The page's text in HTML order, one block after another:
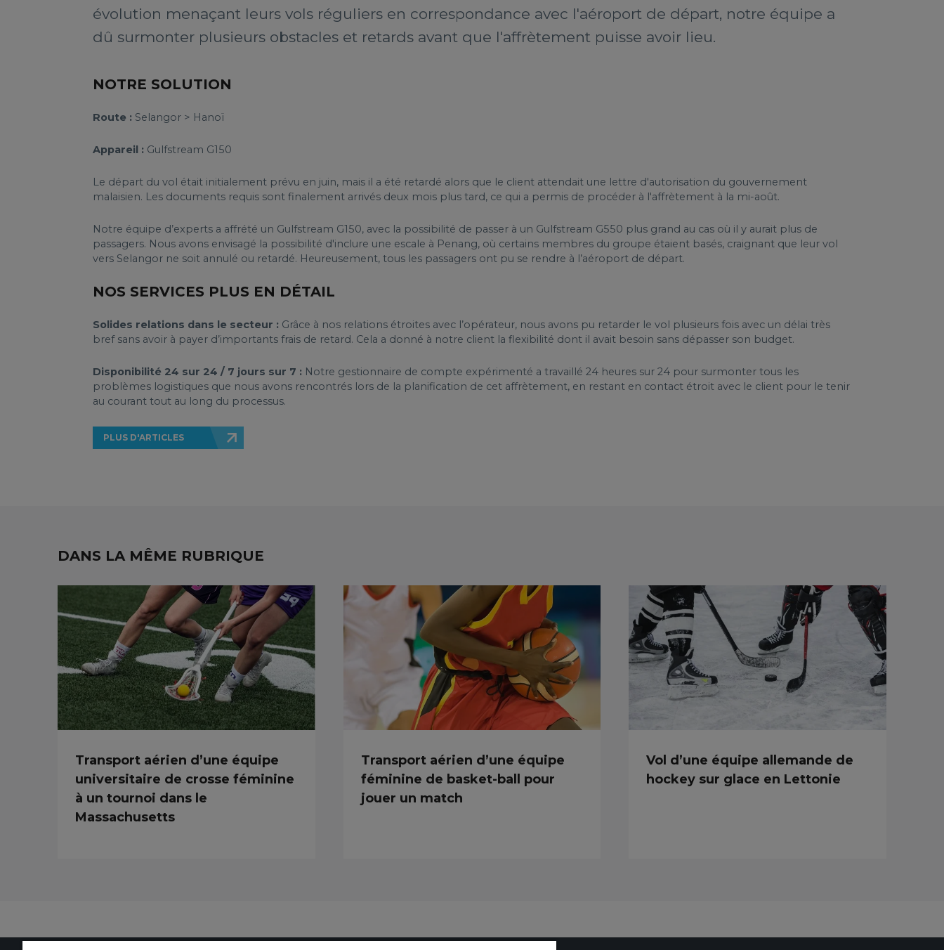
évolution menaçant leurs vols réguliers en correspondance avec l'aéroport de départ, notre équipe a
dû surmonter plusieurs obstacles et retards avant que l'affrètement puisse avoir lieu.
NOTRE SOLUTION
Route : Selangor > Hanoï
Appareil : Gulfstream G150
Le départ du vol était initialement prévu en juin, mais il a été retardé alors que le client attendait une lettre d'autorisation du gouvernement
malaisien. Les documents requis sont finalement arrivés deux mois plus tard, ce qui a permis de procéder à l'affrètement à la mi-août.
Notre équipe d’experts a affrété un Gulfstream G150, avec la possibilité de passer à un Gulfstream G550 plus grand au cas où il y aurait plus de
passagers. Nous avons envisagé la possibilité d'inclure une escale à Penang, où certains membres du groupe étaient basés, craignant que leur vol
vers Selangor ne soit annulé ou retardé. Heureusement, tous les passagers ont pu se rendre à l’aéroport de départ.
NOS SERVICES PLUS EN DÉTAIL
Solides relations dans le secteur : Grâce à nos relations étroites avec l’opérateur, nous avons pu retarder le vol plusieurs fois avec un délai très
bref sans avoir à payer d’importants frais de retard. Cela a donné à notre client la flexibilité dont il avait besoin sans dépasser son budget.
Disponibilité 24 sur 24 / 7 jours sur 7 : Notre gestionnaire de compte expérimenté a travaillé 24 heures sur 24 pour surmonter tous les
problèmes logistiques que nous avons rencontrés lors de la planification de cet affrètement, en restant en contact étroit avec le client pour le tenir
au courant tout au long du processus.
PLUS D'ARTICLES
DANS LA MÊME RUBRIQUE
Transport aérien d’une équipe
universitaire de crosse féminine
à un tournoi dans le
Massachusetts
Transport aérien d’une équipe
féminine de basket-ball pour
jouer un match
Vol d’une équipe allemande de
hockey sur glace en Lettonie